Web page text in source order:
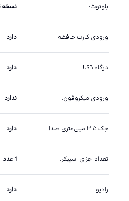
بلوتوث: نسخه 5
ورودی کارت حافظه: دارد
درگاه USB : دارد
ورودی میکروفون: ندارد
جک ۳.۵ میلی‌متری صدا : دارد
تعداد اجزای اسپیکر: 1 عدد
رادیو: دارد